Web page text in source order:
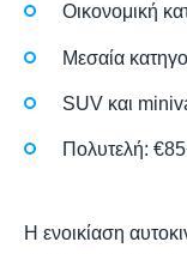
Οικονομική
Μεσαία
SUV και
Πολυτελή:
Η ενοικίαση